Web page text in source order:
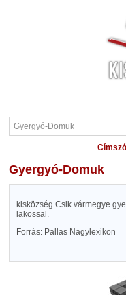
Gyergyó-Domuk
kisközség Csik vármegye
lakossal.
Forrás: Pallas Nagylexikon